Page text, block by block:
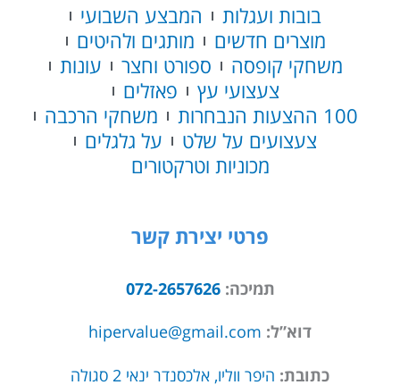
בובות ועגלות
המבצע השבועי
מוצרים חדשים
מותגים ולהיטים
משחקי קופסה
ספורט וחצר
עונות
צעצועי עץ
פאזלים
100 ההצעות הנבחרות
משחקי הרכבה
צעצועים על שלט
על גלגלים
מכוניות וטרקטורים
פרטי יצירת קשר
תמיכה:072-2657626
דוא”ל: hipervalue@gmail.com
כתובת: היפר ווליו, אלכסנדר ינאי 2 סגולה